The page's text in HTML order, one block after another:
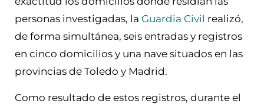
personas investigadas, la Guardia Civil realizó,
de forma simultánea, seis entradas y registros
en cinco domicilios y una nave situados en las
provincias de Toledo y Madrid.
Como resultado de estos registros, durante el